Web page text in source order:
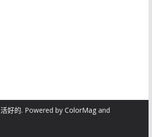
活好的. Powered by ColorMagand